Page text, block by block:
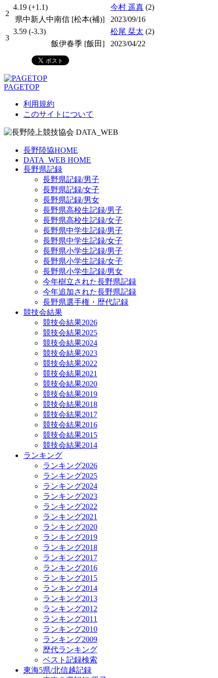
2
4.19 (+1.1) 今村 遥真 (2)
県中新人中南信 [松本(補)]
2023/09/16
3
3.59 (-3.3) 松尾 栞太 (2)
飯伊春季 [飯田]
2023/04/22
PAGETOP
利用規約
このサイトについて
長野陸協HOME
DATA_WEB HOME
長野県記録
長野県記録/男子
長野県記録/女子
長野県記録/男女
長野県高校生記録/男子
長野県高校生記録/女子
長野県中学生記録/男子
長野県中学生記録/女子
長野県小学生記録/男子
長野県小学生記録/女子
長野県小学生記録/男女
今年樹立された長野県記録
今年追加された長野県記録
長野県選手権・歴代記録
競技会結果
競技会結果2026
競技会結果2025
競技会結果2024
競技会結果2023
競技会結果2022
競技会結果2021
競技会結果2020
競技会結果2019
競技会結果2018
競技会結果2017
競技会結果2016
競技会結果2015
競技会結果2014
ランキング
ランキング2026
ランキング2025
ランキング2024
ランキング2023
ランキング2022
ランキング2021
ランキング2020
ランキング2019
ランキング2018
ランキング2017
ランキング2016
ランキング2015
ランキング2014
ランキング2013
ランキング2012
ランキング2011
ランキング2010
ランキング2009
歴代ランキング
ベスト記録検索
東海5県/北信越記録